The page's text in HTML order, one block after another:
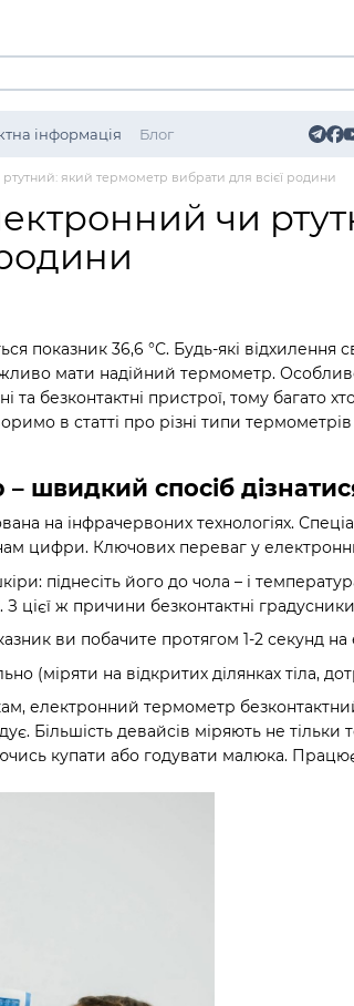
інформація
Блог
який термометр вибрати для всієї родини
чи
показник 36,6 °С. Будь-які відхилення
мати надійний термометр.
та безконтактні пристрої, тому
в статті про різні типи термометрів
швидкий спосіб
на інфрачервоних технологіях.
цифри. Ключових переваг у
піднесіть його до чола – і
З цієї ж причини безконтактні
ви побачите протягом 1-2 секунд на
(міряти на відкритих ділянках тіла,
електронний термометр
Більшість девайсів міряють не тільки
купати або годувати малюка.